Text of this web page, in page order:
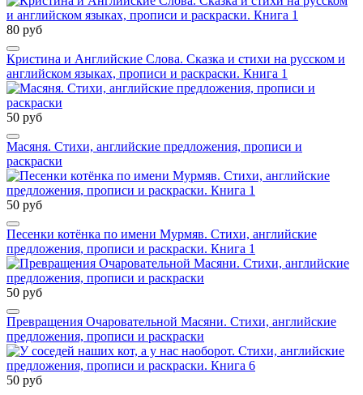
80 руб
Кристина и Английские Слова. Сказка и стихи на русском и
английском языках, прописи и раскраски. Книга 1
50 руб
Масяня. Стихи, английские предложения, прописи и
раскраски
50 руб
Песенки котёнка по имени Мурмяв. Стихи, английские
предложения, прописи и раскраски. Книга 1
50 руб
Превращения Очаровательной Масяни. Стихи, английские
предложения, прописи и раскраски
50 руб